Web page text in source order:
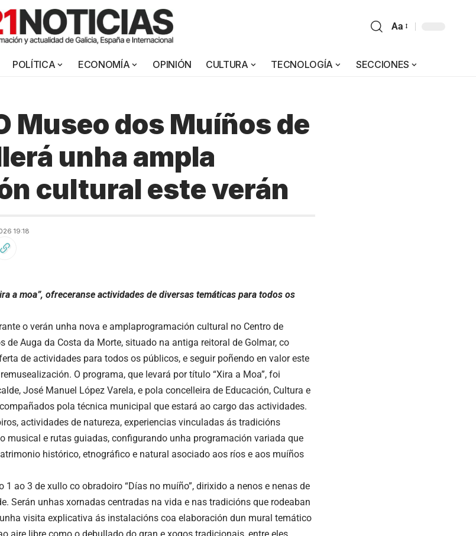
Aa
POLÍTICA ECONOMÍA OPINIÓN CULTURA TECNOLOGÍA SECCIONES
Museo dos Muíños de
unha ampla
cultural este verán
19:18
a moa”, ofreceranse actividades de diversas temáticas para todos os
o verán unha nova e amplaprogramación cultural no Centro de
de Auga da Costa da Morte, situado na antiga reitoral de Golmar, co
de actividades para todos os públicos, e seguir poñendo en valor este
O programa, que levará por título “Xira a Moa”, foi
José Manuel López Varela, e pola concelleira de Educación, Cultura e
pola técnica municipal que estará ao cargo das actividades.
actividades de natureza, experiencias vinculadas ás tradicións
musical e rutas guiadas, configurando unha programación variada que
histórico, etnográfico e natural asociado aos ríos e aos muíños
1 ao 3 de xullo co obradoiro “Días no muíño”, dirixido a nenos e nenas de
Serán unhas xornadas centradas na vida e nas tradicións que rodeaban
visita explicativa ás instalacións coa elaboración dun mural temático
aire libre como o debullado do gran e xogos tradicionais, entre eles